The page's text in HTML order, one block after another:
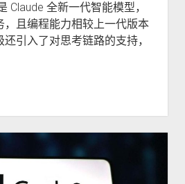
Claude 全新一代智能模型，
，且编程能力相较上一代版本
引入了对思考链路的支持，